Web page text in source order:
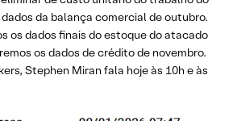
da balança comercial de outubro.
os dados finais do estoque do atacado
os dados de crédito de novembro.
Stephen Miran fala hoje às 10h e às